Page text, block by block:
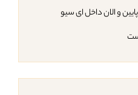
و الان داخل ای سیو